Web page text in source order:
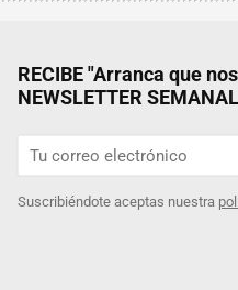
RECIBE "Arranca que
NEWSLETTER SEMANAL
Suscribiéndote aceptas nuestra